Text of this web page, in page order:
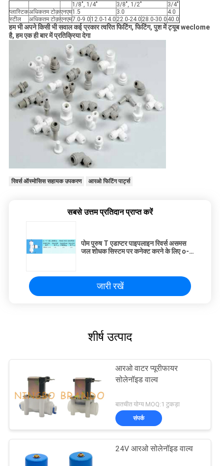
1/8", 1/4" 3/8", 1/2"
3/4"
प्लास्टिकअधिकतम टोक़एनएम1.5 3.0
4.0
स्टील
अधिकतम टोक़एनएम7.0-9.0 12.0-14.0 22.0-24.0 28.0-30.0 40.0
हम भी अपने किसी भी सवाल कई प्रकार त्वरित फिटिंग, फिटिंग, पुश में ट्यूब weclome
है, हम एक ही बार में प्रतिक्रिया देगा
रिवर्स ऑस्मोसिस सहायक उपकरण आरओ फिटिंग पार्ट्स
सबसे उत्तम प्रतिदान प्राप्त करें
पोम पुरुष T एडाप्टर पाइपलाइन रिवर्स असमस
जल शोधक सिस्टम पर कनेक्ट करने के लिए o-
जारी रखें
शीर्ष उत्पाद
आरओ वाटर प्यूरीफायर
सोलेनॉइड वाल्व
बातचीत योग्य MOQ:1 टुकड़ा
संपर्क
24V आरओ सोलेनॉइड वाल्व